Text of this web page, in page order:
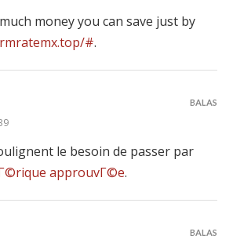
money you can save just by
#.
le besoin de passer par
approuvГ©e.
BALAS
BALAS